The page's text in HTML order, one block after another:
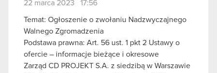
22 marca 2023 17:56
Temat: Ogłoszenie o zwołaniu Nadzwyczajnego
Walnego Zgromadzenia
Podstawa prawna: Art. 56 ust. 1 pkt 2 Ustawy o
ofercie – informacje bieżące i okresowe
Zarząd CD PROJEKT S.A. z siedzibą w Warszawie